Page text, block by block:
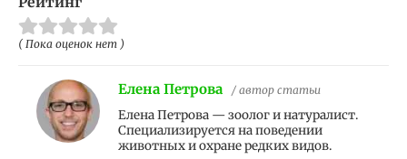
( Пока оценок нет )
Елена Петрова / автор статьи
Елена Петрова — зоолог и натуралист.
Специализируется на поведении
животных и охране редких видов.